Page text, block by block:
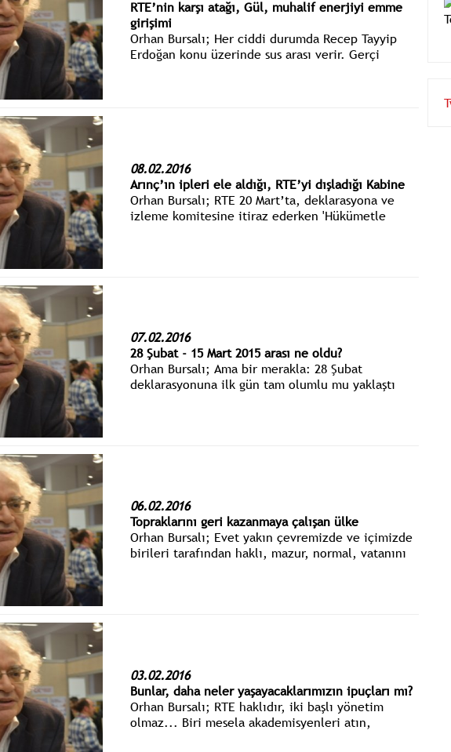
RTE’nin karşı atağı, Gül, muhalif enerjiyi emme
girişimi
Orhan Bursalı; Her ciddi durumda Recep Tayyip
Erdoğan konu üzerinde sus arası verir. Gerçi
08.02.2016
Arınç’ın ipleri ele aldığı, RTE’yi dışladığı Kabine
Orhan Bursalı; RTE 20 Mart’ta, deklarasyona ve
izleme komitesine itiraz ederken 'Hükümetle
07.02.2016
28 Şubat - 15 Mart 2015 arası ne oldu?
Orhan Bursalı; Ama bir merakla: 28 Şubat
deklarasyonuna ilk gün tam olumlu mu yaklaştı
06.02.2016
Topraklarını geri kazanmaya çalışan ülke
Orhan Bursalı; Evet yakın çevremizde ve içimizde
birileri tarafından haklı, mazur, normal, vatanını
03.02.2016
Bunlar, daha neler yaşayacaklarımızın ipuçları mı?
Orhan Bursalı; RTE haklıdır, iki başlı yönetim
olmaz... Biri mesela akademisyenleri atın,